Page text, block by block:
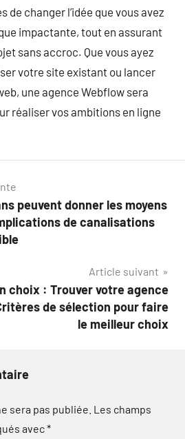
de changer l’idée que vous avez
impactante, tout en assurant
sans accroc. Que vous ayez
votre site existant ou lancer
une agence Webflow sera
réaliser vos ambitions en ligne
peuvent donner les moyens
de canalisations
Article suivant
choix : Trouver votre agence
de sélection pour faire
le meilleur choix
sera pas publiée. Les champs
avec*